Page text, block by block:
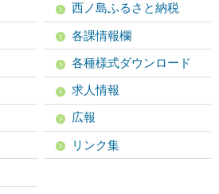
西ノ島ふるさと納税
各課情報欄
各種様式ダウンロード
求人情報
広報
リンク集